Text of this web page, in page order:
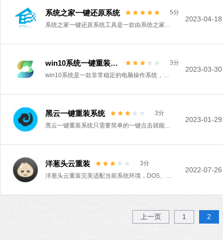
系统之家一键还原系统
5分
系统之家一键还原系统工具是一款由系统之家推出的电脑重装工具软件，不仅仅支持gpt分区安装win7系统，还能解决部分gpt格式硬盘用户安装不了win7系统的烦恼，支持所有主流系统，操作简单且实用，有需要的用户快来下载吧。
2023-04-18
win10系统一键重装工具
3分
win10系统是一款非常稳定的电脑操作系统，很多用户重装系统都喜欢安装win10系统，这里小编为大家带来的win10系统重装工具下载，这款软件具有一键重装、U盘启动盘制作、备份还原等多种功能，能帮助用户快速的重装系统！
2023-03-30
黑云一键重装系统
3分
黑云一键重装系统只需要简单的一键点击就能快速完成重装，非常简单好用，不管是系统备份还是还原功能都是统统具备的，为用户带来的是最极致畅爽的体验，就算是新手用户也不需要进行专业的学习就能轻松掌握在手。
2023-01-29
洋葱头云重装
3分
洋葱头云重装完美适配当前系统环境，DOS、本地PE和在线PE三种模式自由切换，支持系统一键重装、一键备份还原和一键U盘启动制作等功能，是一款实用简单的系统重装软件。洋葱头云重装性能稳定，软件界面清晰明了，无需任何专业技术也能体验急速装机，欢迎体验
2022-07-26
上一页 1 2